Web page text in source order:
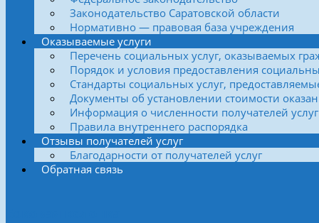
Законодательство Саратовской области
Нормативно — правовая база учреждения
Оказываемые услуги
Перечень социальных услуг, оказываемых
Порядок и условия предоставления
Стандарты социальных услуг,
Документы об установлении стоимости
Информация о численности получателей
Правила внутреннего распорядка
Отзывы получателей услуг
Благодарности от получателей услуг
Обратная связь